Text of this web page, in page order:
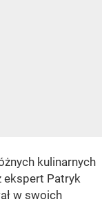
kulinarnych
ekspert Patryk
w swoich